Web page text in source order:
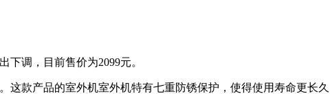
调，目前售价为2099元。
款产品的室外机室外机特有七重防锈保护，使得使用寿命更长